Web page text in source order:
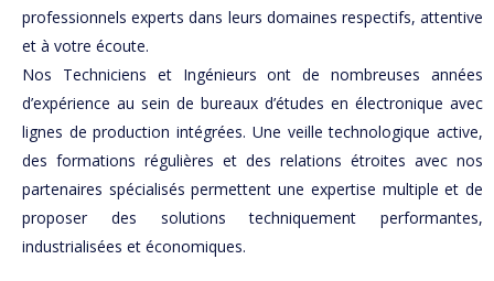
professionnels experts dans leurs domaines respectifs, attentive
et à votre écoute.
Nos Techniciens et Ingénieurs ont de nombreuses années
d’expérience au sein de bureaux d’études en électronique avec
lignes de production intégrées. Une veille technologique active,
des formations régulières et des relations étroites avec nos
partenaires spécialisés permettent une expertise multiple et de
proposer des solutions techniquement performantes,
industrialisées et économiques.